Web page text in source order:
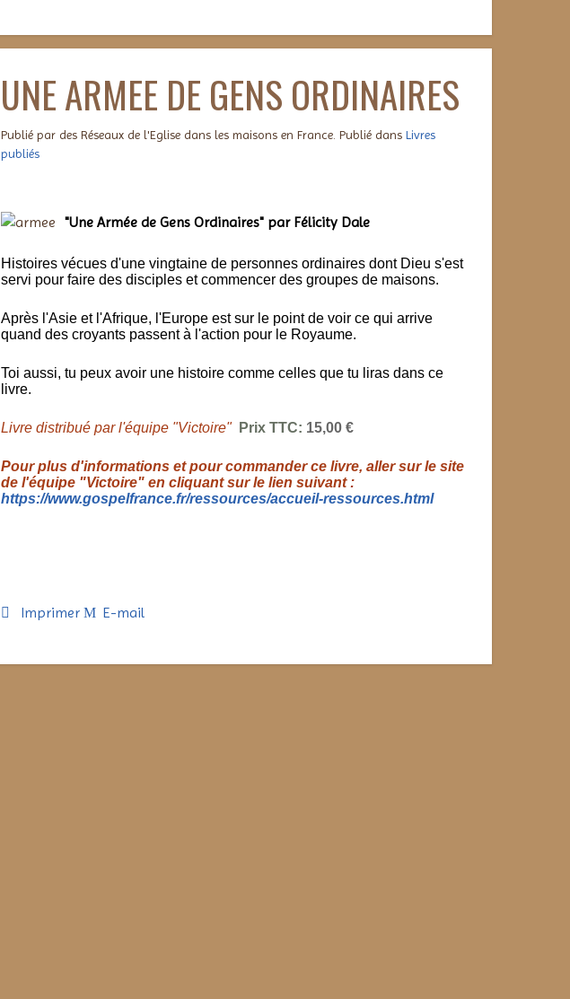
UNE ARMEE DE GENS ORDINAIRES
Publié par des Réseaux de l'Eglise dans les maisons en France. Publié dans Livres
publiés
"Une Armée de Gens Ordinaires" par Félicity Dale
Histoires vécues d'une vingtaine de personnes ordinaires dont Dieu s'est
servi pour faire des disciples et commencer des groupes de maisons.
Après l'Asie et l'Afrique, l'Europe est sur le point de voir ce qui arrive
quand des croyants passent à l'action pour le Royaume.
Toi aussi, tu peux avoir une histoire comme celles que tu liras dans ce
livre.
Livre distribué par l'équipe "Victoire" Prix TTC: 15,00 €
Pour plus d'informations et pour commander ce livre, aller sur le site
de l'équipe "Victoire" en cliquant sur le lien suivant :
https://www.gospelfrance.fr/ressources/accueil-ressources.html
Imprimer E-mail